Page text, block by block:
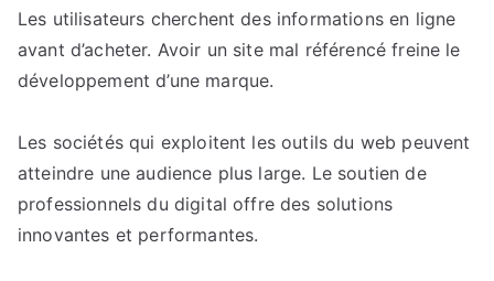
Les utilisateurs cherchent des informations en ligne
avant d’acheter. Avoir un site mal référencé freine le
développement d’une marque.
Les sociétés qui exploitent les outils du web peuvent
atteindre une audience plus large. Le soutien de
professionnels du digital offre des solutions
innovantes et performantes.